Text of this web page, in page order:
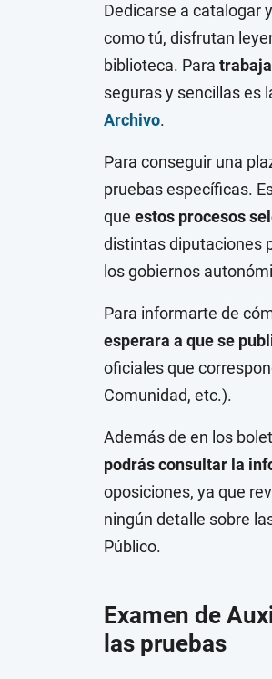
Dedicarse a catalogar
como tú, disfrutan
biblioteca. Para
seguras y sencillas es
Archivo.
Para conseguir una
pruebas específicas.
que estos procesos
distintas diputaciones
los gobiernos
Para informarte de
esperara a que se
oficiales que
Comunidad, etc.).
Además de en los
podrás consultar la
oposiciones, ya que
ningún detalle sobre
Público.
Examen de
las pruebas